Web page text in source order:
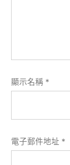
顯示名稱 *
電子郵件地址 *